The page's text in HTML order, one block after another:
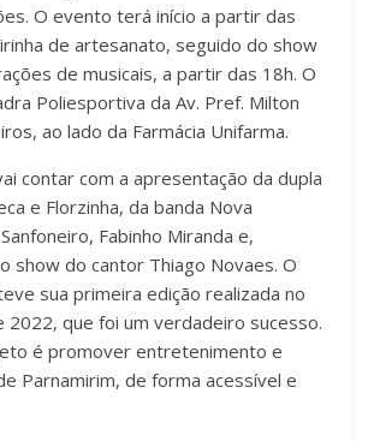
O evento terá início a partir das
de artesanato, seguido do show
de musicais, a partir das 18h. O
Poliesportiva da Av. Pref. Milton
ao lado da Farmácia Unifarma.
contar com a apresentação da dupla
e Florzinha, da banda Nova
Fabinho Miranda e,
show do cantor Thiago Novaes. O
sua primeira edição realizada no
2022, que foi um verdadeiro sucesso.
é promover entretenimento e
Parnamirim, de forma acessível e